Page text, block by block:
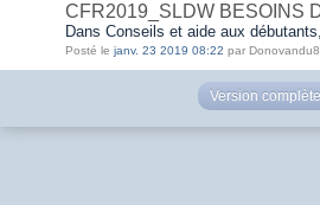
CFR2019_SLDW BESOINS
Dans Conseils et aide aux
Posté le janv. 23 2019 08:22 par
Version complète